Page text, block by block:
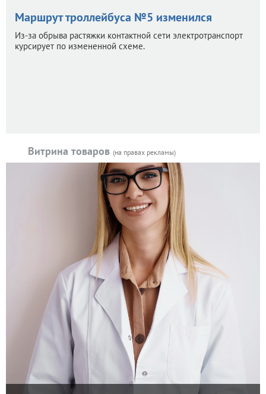
Маршрут троллейбуса №5 изменился
Из-за обрыва растяжки контактной сети электротранспорт
курсирует по измененной схеме.
Витрина товаров (на правах рекламы)